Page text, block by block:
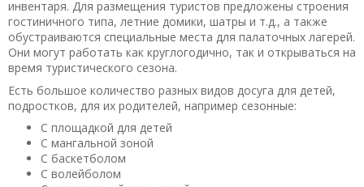
Полезный отзыв? Да(1) Нет(0)
Марьян о База отдыха «Ока»
02.05.2020 в 07:24
Были на рыбалке, останавливались на базе с друзьями.
просто, но уютно. Все понравилось. Природа вокруг,
тишина. Остались довольны обслуживанием.
Полезный отзыв? Да
8,7
инвентаря. Для размещения туристов предложены строения
гостиничного типа, летние домики, шатры и т.д., а также
обустраиваются специальные места для палаточных лагерей.
Они могут работать как круглогодично, так и открываться на
время туристического сезона.
Есть большое количество разных видов досуга для детей,
подростков, для их родителей, например сезонные:
С площадкой для детей
С мангальной зоной
С баскетболом
С волейболом